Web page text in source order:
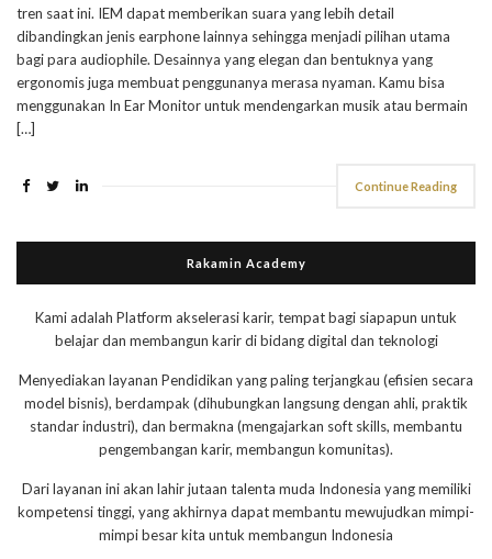
tren saat ini. IEM dapat memberikan suara yang lebih detail
dibandingkan jenis earphone lainnya sehingga menjadi pilihan utama
bagi para audiophile. Desainnya yang elegan dan bentuknya yang
ergonomis juga membuat penggunanya merasa nyaman. Kamu bisa
menggunakan In Ear Monitor untuk mendengarkan musik atau bermain
[…]
Continue Reading
Rakamin Academy
Kami adalah Platform akselerasi karir, tempat bagi siapapun untuk
belajar dan membangun karir di bidang digital dan teknologi
Menyediakan layanan Pendidikan yang paling terjangkau (efisien secara
model bisnis), berdampak (dihubungkan langsung dengan ahli, praktik
standar industri), dan bermakna (mengajarkan soft skills, membantu
pengembangan karir, membangun komunitas).
Dari layanan ini akan lahir jutaan talenta muda Indonesia yang memiliki
kompetensi tinggi, yang akhirnya dapat membantu mewujudkan mimpi-
mimpi besar kita untuk membangun Indonesia